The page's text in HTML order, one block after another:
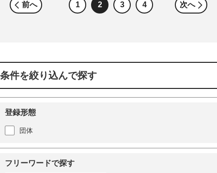
前へ 1 2 3 4 次へ
条件を絞り込んで探す
登録形態
団体
フリーワードで探す